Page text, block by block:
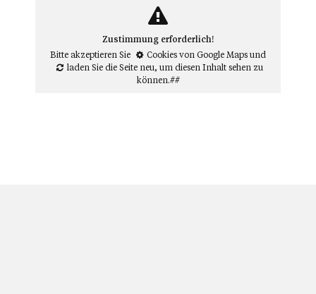
Zustimmung erforderlich!
Bitte akzeptieren Sie
Cookies von Google Mapsund
laden Sie die Seite neu, um diesen Inhalt sehen zu
können.##